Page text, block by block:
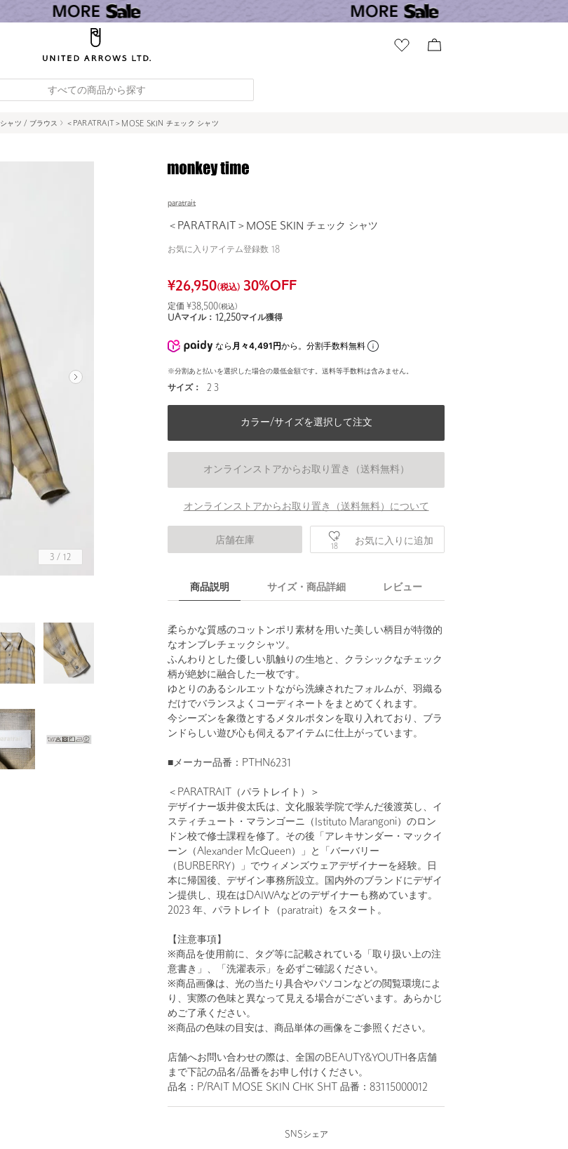
すべての商品から探す
シャツ / ブラウス ＜PARATRAIT＞MOSE SKIN チェック シャツ
3 / 12
paratrait
＜PARATRAIT＞MOSE SKIN チェック シャツ
お気に入りアイテム登録数 18
¥26,950(税込) 30%OFF
定価 ¥38,500(税込)
UAマイル： 12,250マイル獲得
なら 月々4,491円から。分割手数料無料
※分割あと払いを選択した場合の最低金額です。送料等手数料は含みません。
サイズ： 2 3
カラー/サイズを選択して注文
オンラインストアからお取り置き（送料無料）
オンラインストアからお取り置き（送料無料）について
店舗在庫
18 お気に入りに追加
商品説明 サイズ・商品詳細 レビュー
柔らかな質感のコットンポリ素材を用いた美しい柄目が特徴的
なオンブレチェックシャツ。
ふんわりとした優しい肌触りの生地と、クラシックなチェック
柄が絶妙に融合した一枚です。
ゆとりのあるシルエットながら洗練されたフォルムが、羽織る
だけでバランスよくコーディネートをまとめてくれます。
今シーズンを象徴とするメタルボタンを取り入れており、ブラ
ンドらしい遊び心も伺えるアイテムに仕上がっています。
■メーカー品番：PTHN6231
＜PARATRAIT（パラトレイト）＞
デザイナー坂井俊太氏は、文化服装学院で学んだ後渡英し、イ
スティチュート・マランゴーニ（Istituto Marangoni）のロン
ドン校で修士課程を修了。その後「アレキサンダー・マックイ
ーン（Alexander McQueen）」と「バーバリー
（BURBERRY）」でウィメンズウェアデザイナーを経験。日
本に帰国後、デザイン事務所設立。国内外のブランドにデザイ
ン提供し、現在はDAIWAなどのデザイナーも務めています。
2023 年、パラトレイト（paratrait）をスタート。
【注意事項】
※商品を使用前に、タグ等に記載されている「取り扱い上の注
意書き」、「洗濯表示」を必ずご確認ください。
※商品画像は、光の当たり具合やパソコンなどの閲覧環境によ
り、実際の色味と異なって見える場合がございます。あらかじ
めご了承ください。
※商品の色味の目安は、商品単体の画像をご参照ください。
店舗へお問い合わせの際は、全国のBEAUTY&YOUTH各店舗
まで下記の品名/品番をお申し付けください。
品名：P/RAIT MOSE SKIN CHK SHT 品番：83115000012
SNSシェア